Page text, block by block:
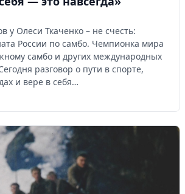
у Олеси Ткаченко – не счесть:
России по самбо. Чемпионка мира
самбо и других международных
разговор о пути в спорте,
и вере в себя…